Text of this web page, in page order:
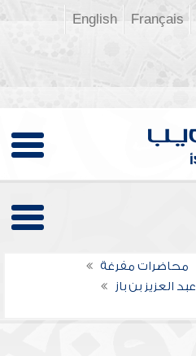
Français
English
محاضرات مفرغة
عبد العزيز بن باز